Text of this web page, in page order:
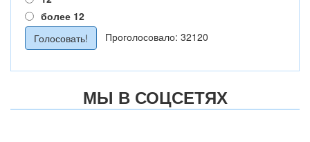
более 12
Проголосовало: 32120
МЫ В СОЦСЕТЯХ